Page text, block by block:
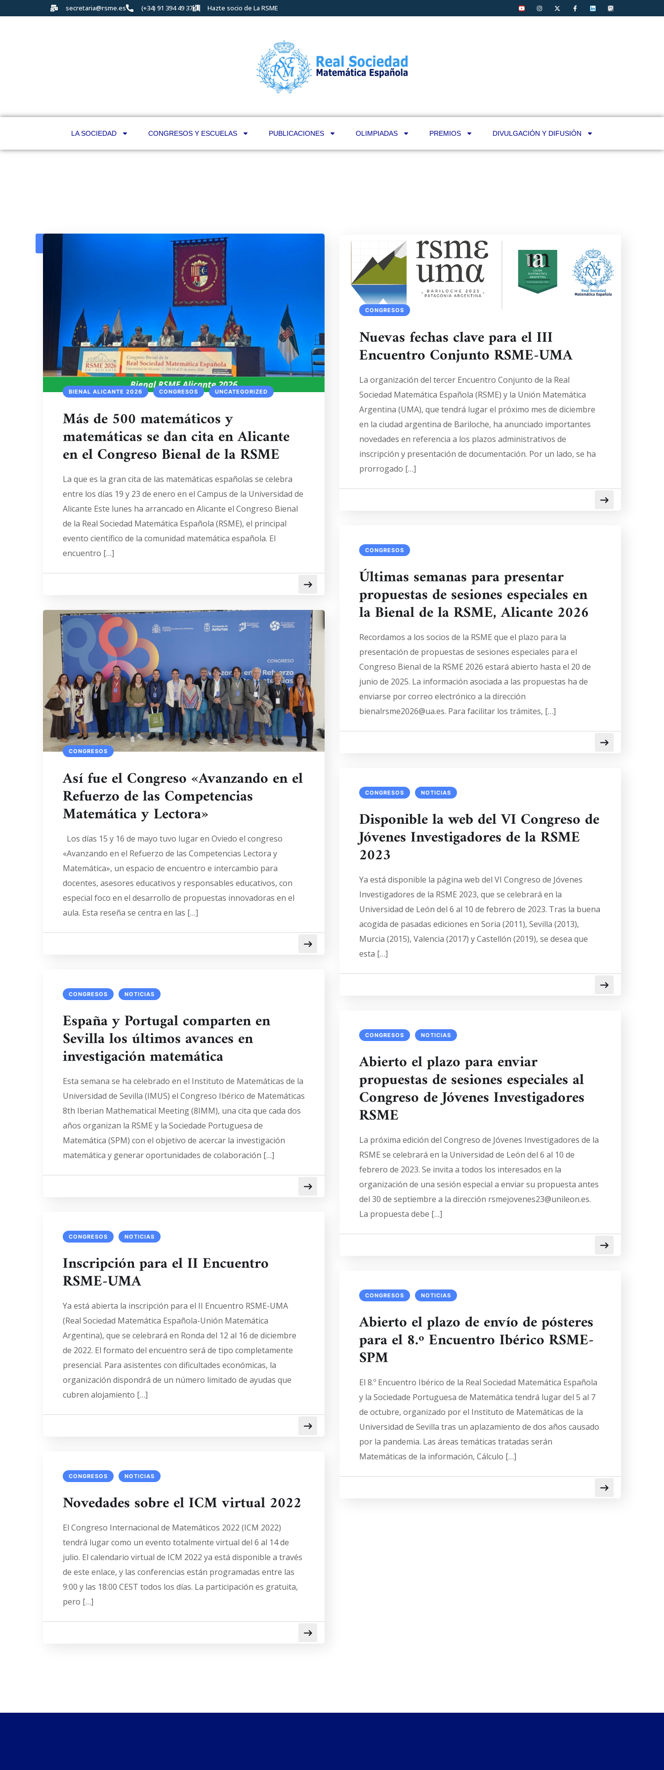
secretaria@rsme.es (+34) 91 394 49 37 Hazte socio de La RSME
LA SOCIEDAD CONGRESOS Y ESCUELAS PUBLICACIONES OLIMPIADAS PREMIOS DIVULGACIÓN Y DIFUSIÓN
BIENAL ALICANTE 2026 CONGRESOS UNCATEGORIZED
Más de 500 matemáticos y
matemáticas se dan cita en Alicante
en el Congreso Bienal de la RSME
La que es la gran cita de las matemáticas españolas se celebra
entre los días 19 y 23 de enero en el Campus de la Universidad de
Alicante Este lunes ha arrancado en Alicante el Congreso Bienal
de la Real Sociedad Matemática Española (RSME), el principal
evento científico de la comunidad matemática española. El
encuentro […]
CONGRESOS
Nuevas fechas clave para el III
Encuentro Conjunto RSME-UMA
La organización del tercer Encuentro Conjunto de la Real
Sociedad Matemática Española (RSME) y la Unión Matemática
Argentina (UMA), que tendrá lugar el próximo mes de diciembre
en la ciudad argentina de Bariloche, ha anunciado importantes
novedades en referencia a los plazos administrativos de
inscripción y presentación de documentación. Por un lado, se ha
prorrogado […]
CONGRESOS
Últimas semanas para presentar
propuestas de sesiones especiales en
la Bienal de la RSME, Alicante 2026
Recordamos a los socios de la RSME que el plazo para la
presentación de propuestas de sesiones especiales para el
Congreso Bienal de la RSME 2026 estará abierto hasta el 20 de
junio de 2025. La información asociada a las propuestas ha de
enviarse por correo electrónico a la dirección
bienalrsme2026@ua.es. Para facilitar los trámites, […]
CONGRESOS
Así fue el Congreso «Avanzando en el
Refuerzo de las Competencias
Matemática y Lectora»
Los días 15 y 16 de mayo tuvo lugar en Oviedo el congreso
«Avanzando en el Refuerzo de las Competencias Lectora y
Matemática», un espacio de encuentro e intercambio para
docentes, asesores educativos y responsables educativos, con
especial foco en el desarrollo de propuestas innovadoras en el
aula. Esta reseña se centra en las […]
CONGRESOS NOTICIAS
Disponible la web del VI Congreso de
Jóvenes Investigadores de la RSME
2023
Ya está disponible la página web del VI Congreso de Jóvenes
Investigadores de la RSME 2023, que se celebrará en la
Universidad de León del 6 al 10 de febrero de 2023. Tras la buena
acogida de pasadas ediciones en Soria (2011), Sevilla (2013),
Murcia (2015), Valencia (2017) y Castellón (2019), se desea que
esta […]
CONGRESOS NOTICIAS
España y Portugal comparten en
Sevilla los últimos avances en
investigación matemática
Esta semana se ha celebrado en el Instituto de Matemáticas de la
Universidad de Sevilla (IMUS) el Congreso Ibérico de Matemáticas
8th Iberian Mathematical Meeting (8IMM), una cita que cada dos
años organizan la RSME y la Sociedade Portuguesa de
Matemática (SPM) con el objetivo de acercar la investigación
matemática y generar oportunidades de colaboración […]
CONGRESOS NOTICIAS
Abierto el plazo para enviar
propuestas de sesiones especiales al
Congreso de Jóvenes Investigadores
RSME
La próxima edición del Congreso de Jóvenes Investigadores de la
RSME se celebrará en la Universidad de León del 6 al 10 de
febrero de 2023. Se invita a todos los interesados en la
organización de una sesión especial a enviar su propuesta antes
del 30 de septiembre a la dirección rsmejovenes23@unileon.es.
La propuesta debe […]
CONGRESOS NOTICIAS
Inscripción para el II Encuentro
RSME-UMA
Ya está abierta la inscripción para el II Encuentro RSME-UMA
(Real Sociedad Matemática Española-Unión Matemática
Argentina), que se celebrará en Ronda del 12 al 16 de diciembre
de 2022. El formato del encuentro será de tipo completamente
presencial. Para asistentes con dificultades económicas, la
organización dispondrá de un número limitado de ayudas que
cubren alojamiento […]
CONGRESOS NOTICIAS
Abierto el plazo de envío de pósteres
para el 8.º Encuentro Ibérico RSME-
SPM
El 8.º Encuentro Ibérico de la Real Sociedad Matemática Española
y la Sociedade Portuguesa de Matemática tendrá lugar del 5 al 7
de octubre, organizado por el Instituto de Matemáticas de la
Universidad de Sevilla tras un aplazamiento de dos años causado
por la pandemia. Las áreas temáticas tratadas serán
Matemáticas de la información, Cálculo […]
CONGRESOS NOTICIAS
Novedades sobre el ICM virtual 2022
El Congreso Internacional de Matemáticos 2022 (ICM 2022)
tendrá lugar como un evento totalmente virtual del 6 al 14 de
julio. El calendario virtual de ICM 2022 ya está disponible a través
de este enlace, y las conferencias están programadas entre las
9:00 y las 18:00 CEST todos los días. La participación es gratuita,
pero […]
7